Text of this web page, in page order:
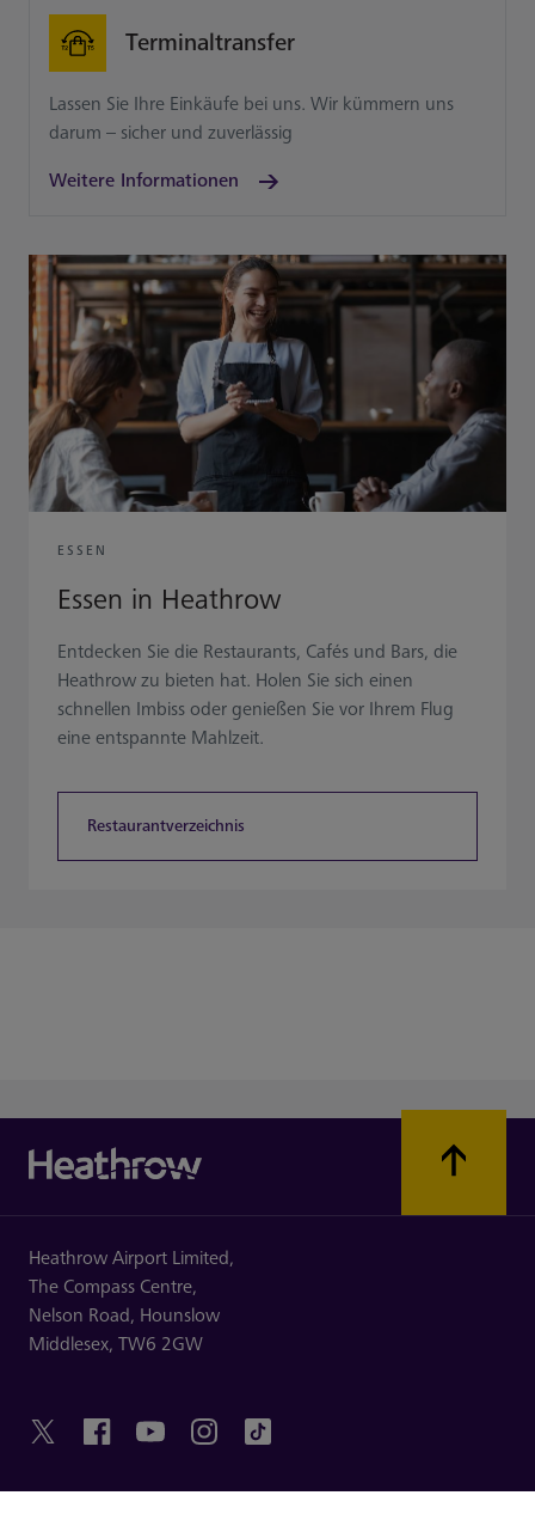
Terminaltransfer
Lassen Sie Ihre Einkäufe bei uns. Wir kümmern uns
darum – sicher und zuverlässig
Weitere Informationen
ESSEN
Essen in Heathrow
Entdecken Sie die Restaurants, Cafés und Bars, die
Heathrow zu bieten hat. Holen Sie sich einen
schnellen Imbiss oder genießen Sie vor Ihrem Flug
eine entspannte Mahlzeit.
Restaurantverzeichnis
Heathrow Airport Limited,
The Compass Centre,
Nelson Road, Hounslow
Middlesex, TW6 2GW